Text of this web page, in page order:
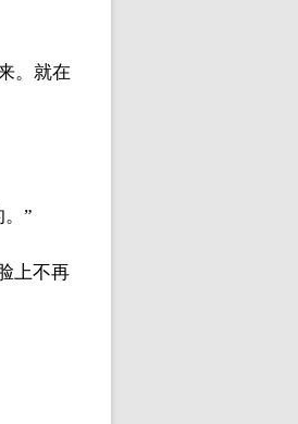
。就在
”
上不再